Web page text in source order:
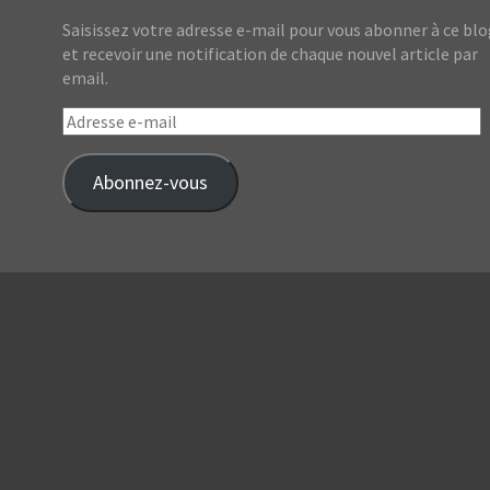
Saisissez votre adresse e-mail pour vous abonner à ce
et recevoir une notification de chaque nouvel article par
email.
Adresse
e-
mail
Abonnez-vous